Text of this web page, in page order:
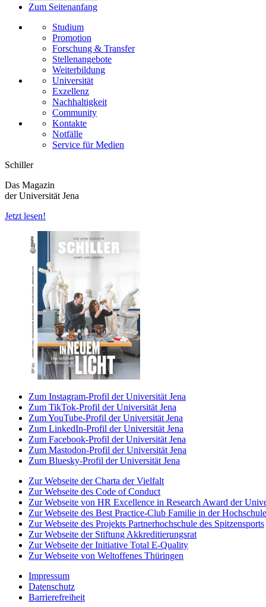
Zum Seitenanfang
Studium
Promotion
Forschung & Transfer
Stellenangebote
Weiterbildung
Universität
Exzellenz
Nachhaltigkeit
Community
Kontakte
Notfälle
Service für Medien
Schiller
Das Magazin
der Universität Jena
Jetzt lesen!
Zum Instagram-Profil der Universität Jena
Zum TikTok-Profil der Universität Jena
Zum YouTube-Profil der Universität Jena
Zum LinkedIn-Profil der Universität Jena
Zum Facebook-Profil der Universität Jena
Zum Mastodon-Profil der Universität Jena
Zum Bluesky-Profil der Universität Jena
Zur Webseite der Charta der Vielfalt
Zur Webseite des Code of Conduct
Zur Webseite von HR Excellence in Research Award der
Zur Webseite des Best Practice-Club Familie in der Hochschule
Zur Webseite des Projekts Partnerhochschule des Spitzensports
Zur Webseite der Stiftung Akkreditierungsrat
Zur Webseite der Initiative Total E-Quality
Zur Webseite von Weltoffenes Thüringen
Impressum
Datenschutz
Barrierefreiheit